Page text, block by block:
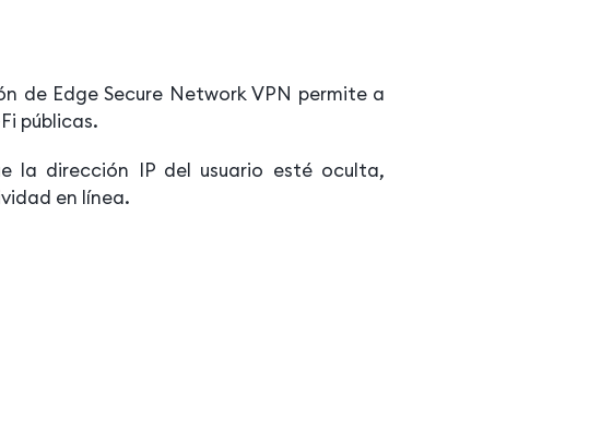
de Edge Secure Network VPN permite a
públicas.
la dirección IP del usuario esté oculta,
en línea.